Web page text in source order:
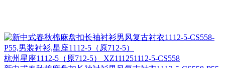
杭州星座1112-5（原712-5） XZ111251112-5-CS558